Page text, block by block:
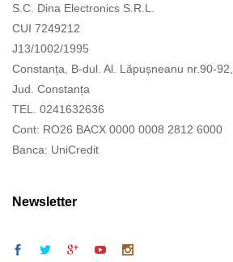
S.C. Dina Electronics S.R.L.
CUI 7249212
J13/1002/1995
Constanța, B-dul. Al. Lăpușneanu nr.90-92,
Jud. Constanța
TEL. 0241632636
Cont: RO26 BACX 0000 0008 2812 6000
Banca: UniCredit
Newsletter